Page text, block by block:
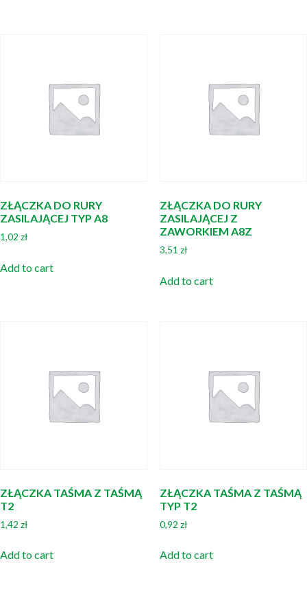
ZŁĄCZKA DO RURY
ZASILAJĄCEJ TYP A8
1,02 zł
Add to cart
ZŁĄCZKA DO RURY
ZASILAJĄCEJ Z
ZAWORKIEM A8Z
3,51 zł
Add to cart
ZŁĄCZKA TAŚMA Z TAŚMĄ
T2
1,42 zł
Add to cart
ZŁĄCZKA TAŚMA Z TAŚMĄ
TYP T2
0,92 zł
Add to cart